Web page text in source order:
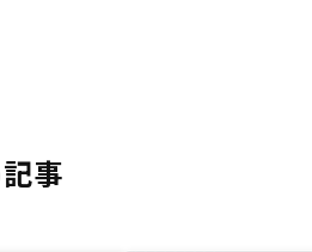
事